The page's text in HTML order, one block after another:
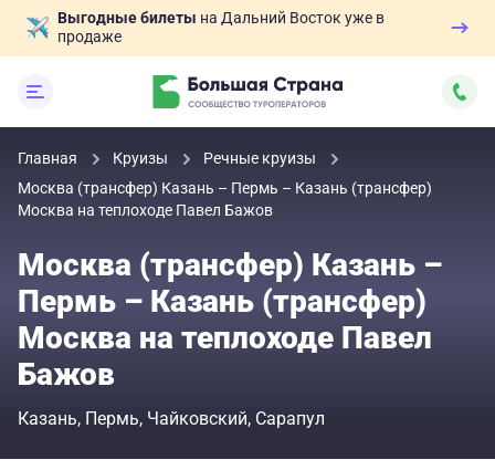
Выгодные билеты на Дальний Восток уже в
продаже
Главная Круизы
Речные круизы
Москва (трансфер) Казань – Пермь – Казань (трансфер)
Москва на теплоходе Павел Бажов
Москва (трансфер) Казань –
Пермь – Казань (трансфер)
Москва на теплоходе Павел
Бажов
Казань Пермь Чайковский Сарапул